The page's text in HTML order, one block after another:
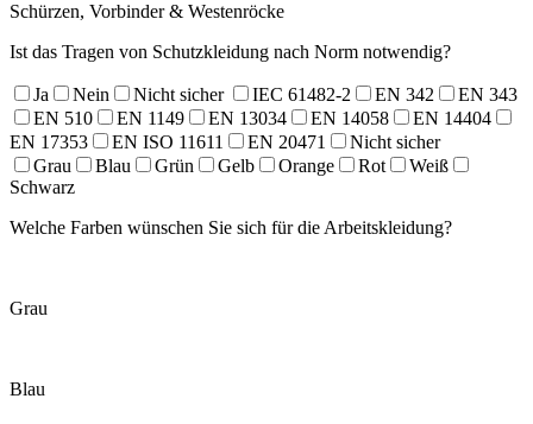
Schürzen, Vorbinder & Westenröcke
Ist das Tragen von Schutzkleidung nach Norm notwendig?
Ja Nein Nicht sicher IEC 61482-2 EN 342
EN 343
EN 510
EN 1149 EN 13034 EN 14058
EN 14404
EN 17353
EN ISO 11611 EN 20471
Nicht sicher
Grau
Blau Grün Gelb Orange Rot
Weiß
Schwarz
Welche Farben wünschen Sie sich für die Arbeitskleidung?
Grau
Blau